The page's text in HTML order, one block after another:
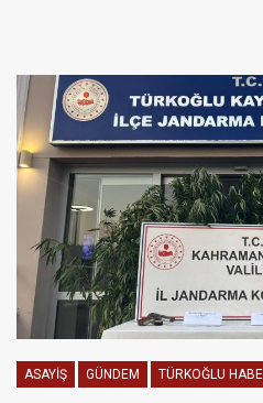
ASAYIŞ GÜNDEM TÜRKOĞLU